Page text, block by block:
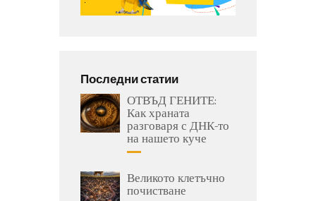
Последни статии
ОТВЪД ГЕНИТЕ:
Как храната
разговаря с ДНК-то
на нашето куче
Великото клетъчно
почистване